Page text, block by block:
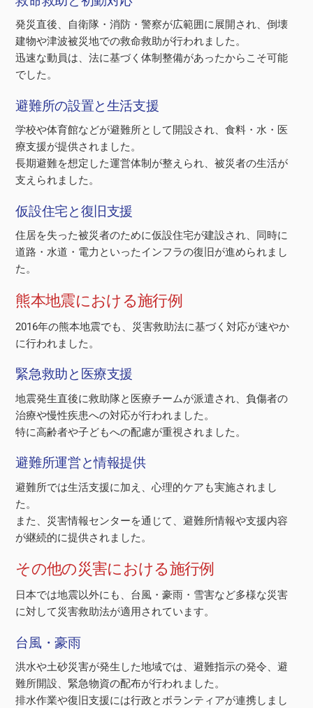
発災直後、自衛隊・消防・警察が広範囲に展開され、倒壊
建物や津波被災地での救命救助が行われました。
迅速な動員は、法に基づく体制整備があったからこそ可能
でした。
避難所の設置と生活支援
学校や体育館などが避難所として開設され、食料・水・医
療支援が提供されました。
長期避難を想定した運営体制が整えられ、被災者の生活が
支えられました。
仮設住宅と復旧支援
住居を失った被災者のために仮設住宅が建設され、同時に
道路・水道・電力といったインフラの復旧が進められまし
た。
熊本地震における施行例
2016年の熊本地震でも、災害救助法に基づく対応が速やか
に行われました。
緊急救助と医療支援
地震発生直後に救助隊と医療チームが派遣され、負傷者の
治療や慢性疾患への対応が行われました。
特に高齢者や子どもへの配慮が重視されました。
避難所運営と情報提供
避難所では生活支援に加え、心理的ケアも実施されまし
た。
また、災害情報センターを通じて、避難所情報や支援内容
が継続的に提供されました。
その他の災害における施行例
日本では地震以外にも、台風・豪雨・雪害など多様な災害
に対して災害救助法が適用されています。
台風・豪雨
洪水や土砂災害が発生した地域では、避難指示の発令、避
難所開設、緊急物資の配布が行われました。
排水作業や復旧支援には行政とボランティアが連携しまし